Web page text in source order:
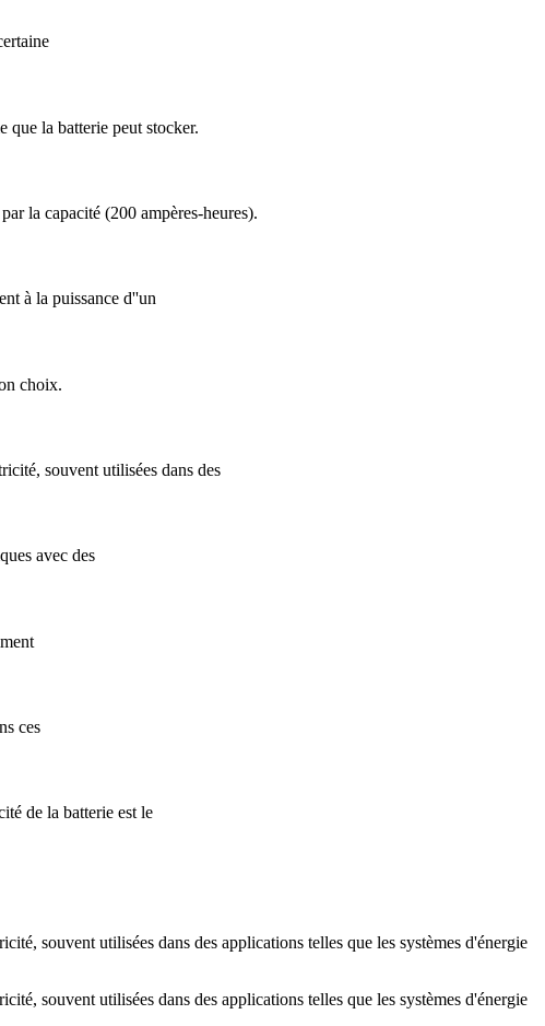
que la batterie peut stocker.
la capacité (200 ampères-heures).
à la puissance d''un
choix.
souvent utilisées dans des
avec des
ces
de la batterie est le
souvent utilisées dans des applications telles que les systèmes d'énergie
souvent utilisées dans des applications telles que les systèmes d'énergie